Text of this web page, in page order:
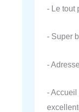
- Le tout
- Super
-
- Accueil